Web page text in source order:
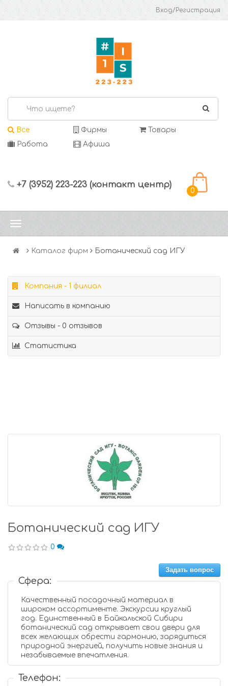
Вход/Регистрация
Все Фирмы
Товары
Работа
Афиша
+7 (3952) 223-223 (контакт центр)
0
Каталог фирм Ботанический сад ИГУ
Компания - 1 филиал
Написать в компанию
Отзывы - 0 отзывов
Статистика
Ботанический сад ИГУ
0
Задать вопрос
Сфера:
Качественный посадочный материал в
широком ассортименте. Экскурсии круглый
год. Единственный в Байкальской Сибири
ботанический сад открывает свои двери для
всех желающих обрести гармонию, зарядиться
природной энергией, получить новые знания и
незабываемые впечатления.
Телефон: